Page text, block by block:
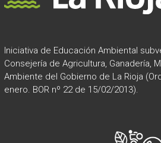
Iniciativa de Educación Ambiental
Consejería de Agricultura, Ganadería,
Ambiente del Gobierno de La Rioja
enero. BOR nº 22 de 15/02/2013).